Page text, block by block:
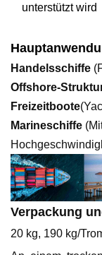
unterstützt wird
Handelsschiffe
Offshore-
Freizeitboote
Marineschiffe
Verpackung
20 kg, 190 kg/